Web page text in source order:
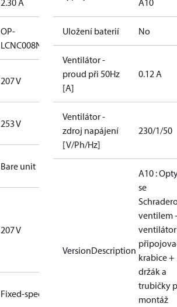
2.30 A
OP-
LCNC008NUA10G
207 V
253 V
Bare unit
207 V
Fixed-speed
A10
Uložení baterií No
Ventilátor -
proud při 50Hz
[A]
0.12 A
Ventilátor -
zdroj napájení
[V/Ph/Hz]
230/1/50
VersionDescription
A10 :
se
ventilem
krabice +
držák a
trubičky
montáž